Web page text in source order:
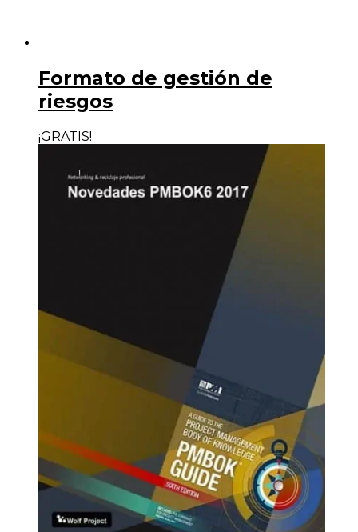
Formato de gestión de
riesgos
¡GRATIS!